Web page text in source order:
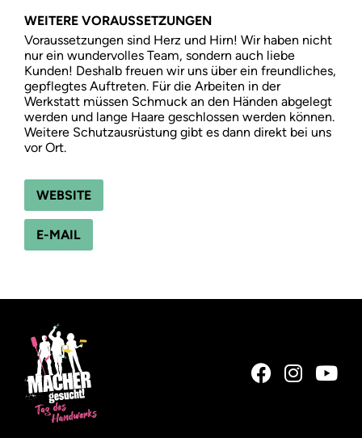
WEITERE VORAUSSETZUNGEN
Voraussetzungen sind Herz und Hirn! Wir haben nicht
nur ein wundervolles Team, sondern auch liebe
Kunden! Deshalb freuen wir uns über ein freundliches,
gepflegtes Auftreten. Für die Arbeiten in der
Werkstatt müssen Schmuck an den Händen abgelegt
werden und lange Haare geschlossen werden können.
Weitere Schutzausrüstung gibt es dann direkt bei uns
vor Ort.
WEBSITE
E-MAIL